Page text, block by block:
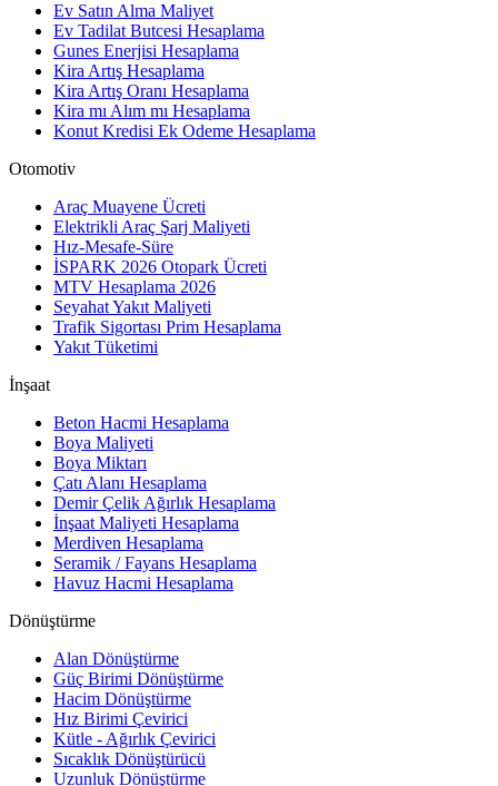
Ev Satın Alma Maliyet
Ev Tadilat Butcesi Hesaplama
Gunes Enerjisi Hesaplama
Kira Artış Hesaplama
Kira Artış Oranı Hesaplama
Kira mı Alım mı Hesaplama
Konut Kredisi Ek Odeme Hesaplama
Otomotiv
Araç Muayene Ücreti
Elektrikli Araç Şarj Maliyeti
Hız-Mesafe-Süre
İSPARK 2026 Otopark Ücreti
MTV Hesaplama 2026
Seyahat Yakıt Maliyeti
Trafik Sigortası Prim Hesaplama
Yakıt Tüketimi
İnşaat
Beton Hacmi Hesaplama
Boya Maliyeti
Boya Miktarı
Çatı Alanı Hesaplama
Demir Çelik Ağırlık Hesaplama
İnşaat Maliyeti Hesaplama
Merdiven Hesaplama
Seramik / Fayans Hesaplama
Havuz Hacmi Hesaplama
Dönüştürme
Alan Dönüştürme
Güç Birimi Dönüştürme
Hacim Dönüştürme
Hız Birimi Çevirici
Kütle - Ağırlık Çevirici
Sıcaklık Dönüştürücü
Uzunluk Dönüştürme